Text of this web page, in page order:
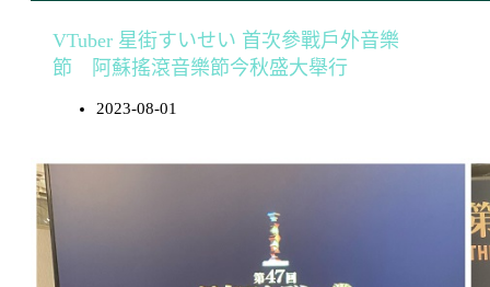
VTuber 星街すいせい 首次參戰戶外音樂
節 阿蘇搖滾音樂節今秋盛大舉行
2023-08-01